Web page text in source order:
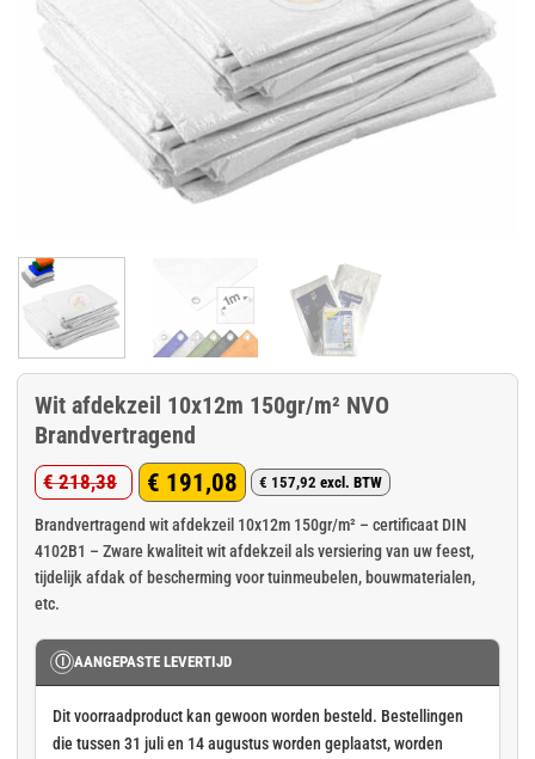
Wit afdekzeil 10x12m 150gr/m² NVO
Brandvertragend
€218,38
Oorspronkelijke
prijs
was:
€ 218,38.
€ 191,08
Huidige
prijs
is:
€ 191,08.
€ 157,92 excl. BTW
Brandvertragend wit afdekzeil 10x12m 150gr/m² – certificaat DIN
4102B1 – Zware kwaliteit wit afdekzeil als versiering van uw feest,
tijdelijk afdak of bescherming voor tuinmeubelen, bouwmaterialen,
etc.
Ⓘ AANGEPASTE LEVERTIJD
Dit voorraadproduct kan gewoon worden besteld. Bestellingen
die tussen 31 juli en 14 augustus worden geplaatst, worden